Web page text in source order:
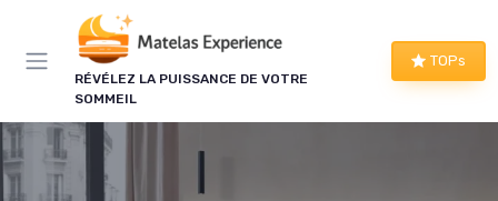
RÉVÉLEZ LA PUISSANCE DE VOTRE
SOMMEIL
TOPs
×
LE CLUB MATELAS EXPERIENCE
Mieux dormir, ça commence
Panneau de gestion des cookies